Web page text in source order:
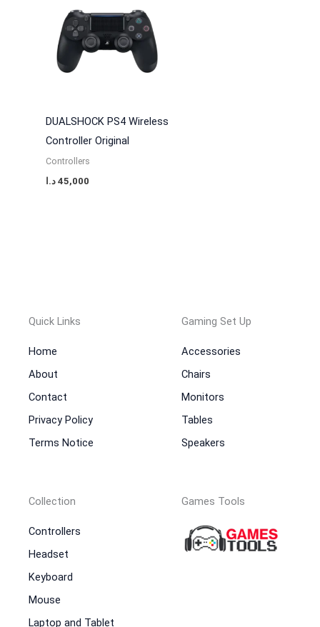
DUALSHOCK PS4 Wireless
Controller Original
Controllers
45,000 د.ا
Quick Links
Home
About
Contact
Privacy Policy
Terms Notice
Gaming Set Up
Accessories
Chairs
Monitors
Tables
Speakers
Collection
Controllers
Headset
Keyboard
Mouse
Laptop and Tablet
Games Tools